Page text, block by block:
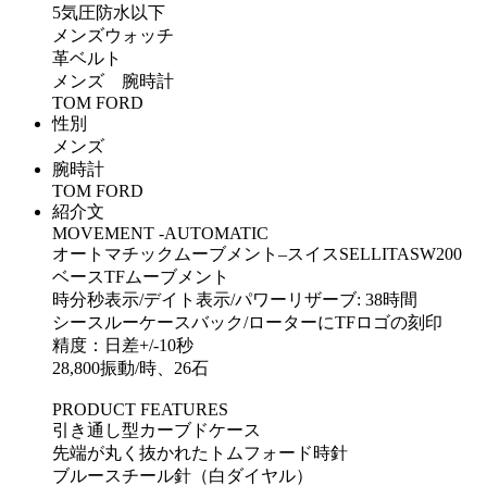
5気圧防水以下
メンズウォッチ
革ベルト
メンズ 腕時計
TOM FORD
性別
メンズ
腕時計
TOM FORD
紹介文
MOVEMENT -AUTOMATIC
オートマチックムーブメント–スイスSELLITASW200
ベースTFムーブメント
時分秒表示/デイト表示/パワーリザーブ: 38時間
シースルーケースバック/ローターにTFロゴの刻印
精度：日差+/-10秒
28,800振動/時、26石
PRODUCT FEATURES
引き通し型カーブドケース
先端が丸く抜かれたトムフォード時針
ブルースチール針（白ダイヤル）